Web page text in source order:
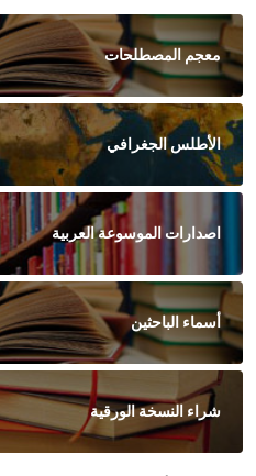
معجم المصطلحات
الأطلس الجغرافي
اصدارات الموسوعة العربية
أسماء الباحثين
شراء النسخة الورقية